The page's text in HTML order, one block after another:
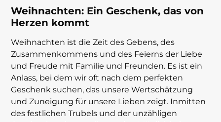
Weihnachten: Ein Geschenk, das von
Herzen kommt
Weihnachten ist die Zeit des Gebens, des
Zusammenkommens und des Feierns der Liebe
und Freude mit Familie und Freunden. Es ist ein
Anlass, bei dem wir oft nach dem perfekten
Geschenk suchen, das unsere Wertschätzung
und Zuneigung für unsere Lieben zeigt. Inmitten
des festlichen Trubels und der unzähligen